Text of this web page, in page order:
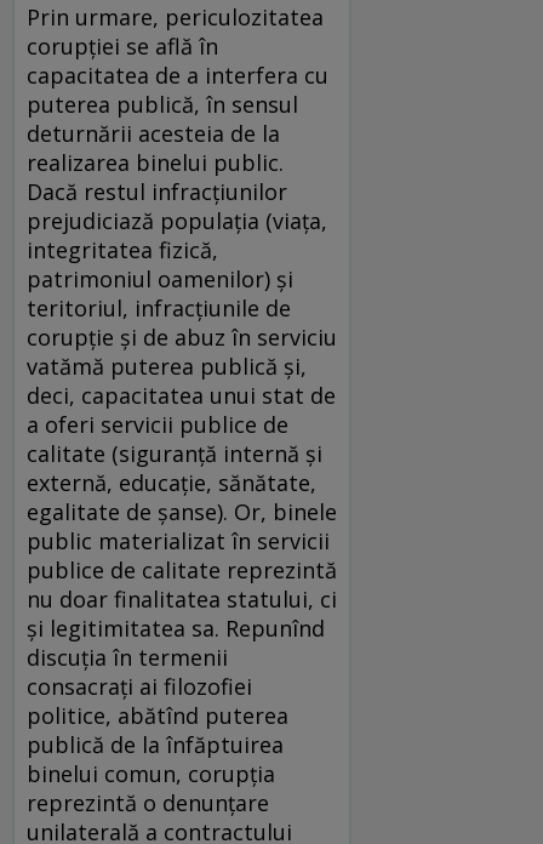
Prin urmare, periculozitatea
corupției se află în
capacitatea de a interfera cu
puterea publică, în sensul
deturnării acesteia de la
realizarea binelui public.
Dacă restul infracțiunilor
prejudiciază populația (viața,
integritatea fizică,
patrimoniul oamenilor) și
teritoriul, infracțiunile de
corupție și de abuz în serviciu
vatămă puterea publică și,
deci, capacitatea unui stat de
a oferi servicii publice de
calitate (siguranță internă și
externă, educație, sănătate,
egalitate de șanse). Or, binele
public materializat în servicii
publice de calitate reprezintă
nu doar finalitatea statului, ci
și legitimitatea sa. Repunînd
discuția în termenii
consacrați ai filozofiei
politice, abătînd puterea
publică de la înfăptuirea
binelui comun, corupția
reprezintă o denunțare
unilaterală a contractului